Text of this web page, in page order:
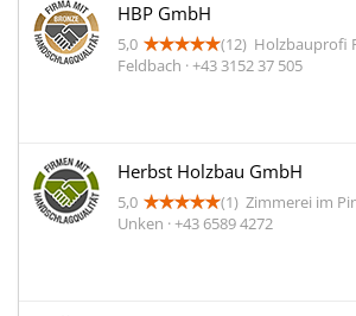
HBP GmbH
5,0 (12) Holzbauprofi
Feldbach · +43 3152 37 505
Herbst Holzbau GmbH
5,0 (1) Zimmerei im
Unken · +43 6589 4272